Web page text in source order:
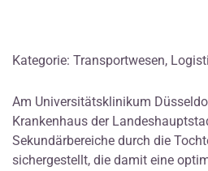
Kategorie: Transportwesen,
Am Universitätsklinikum
Krankenhaus der
Sekundärbereiche durch die
sichergestellt, die damit eine